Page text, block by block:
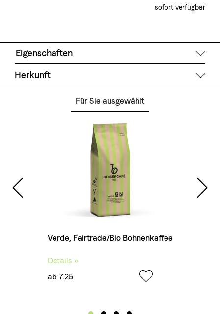
sofort verfügbar
Eigenschaften
Espressomaschine, Vollautomat, Bialetti-Kocher
Café Crème
Herkunft
Für Sie ausgewählt
Verde, Fairtrade/Bio Bohnenkaffee
Details »
ab 7.25